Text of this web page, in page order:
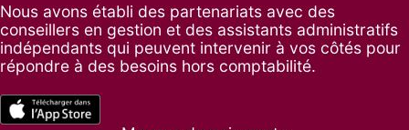
Nous avons établi des partenariats avec des
conseillers en gestion et des assistants administratifs
indépendants qui peuvent intervenir à vos côtés pour
répondre à des besoins hors comptabilité.